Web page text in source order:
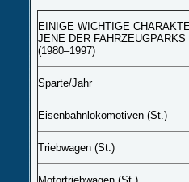
EINIGE WICHTIGE
JENE DER FAHRZEUGPARKS
(1980–1997)
Sparte/Jahr
Eisenbahnlokomotiven (St.)
Triebwagen (St.)